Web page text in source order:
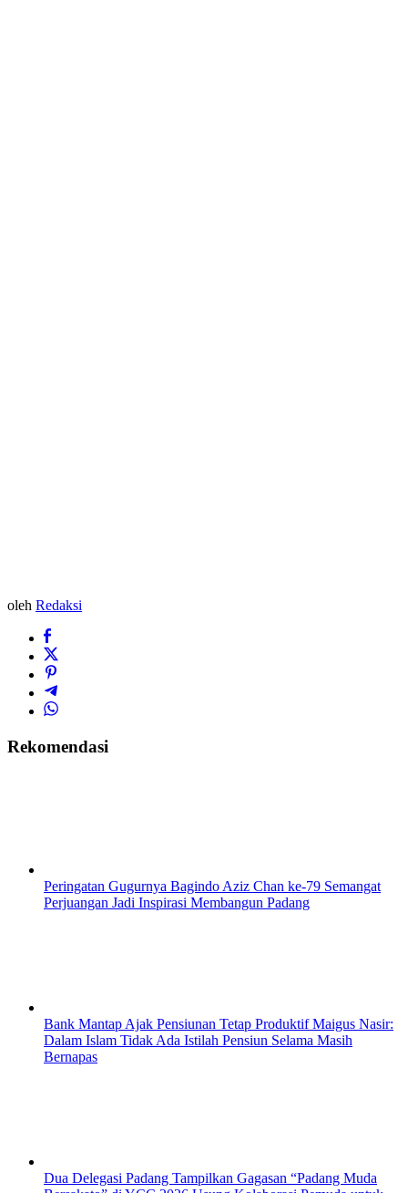
oleh Redaksi
Rekomendasi
Peringatan Gugurnya Bagindo Aziz Chan ke-79 Semangat
Perjuangan Jadi Inspirasi Membangun Padang
Bank Mantap Ajak Pensiunan Tetap Produktif Maigus Nasir:
Dalam Islam Tidak Ada Istilah Pensiun Selama Masih
Bernapas
Dua Delegasi Padang Tampilkan Gagasan “Padang Muda